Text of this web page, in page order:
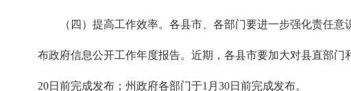
（四）提高工作效率。各县市、各部门要进一步强化责任
布政府信息公开工作年度报告。近期，各县市要加大对县直部
20日前完成发布；州政府各部门于1月30日前完成发布。